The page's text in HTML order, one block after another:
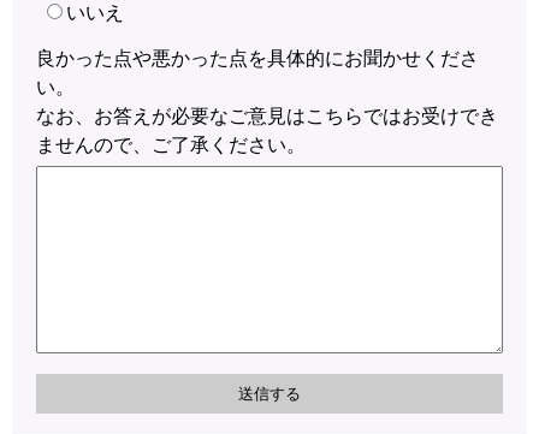
いいえ
良かった点や悪かった点を具体的にお聞かせくださ
い。
なお、お答えが必要なご意見はこちらではお受けでき
ませんので、ご了承ください。